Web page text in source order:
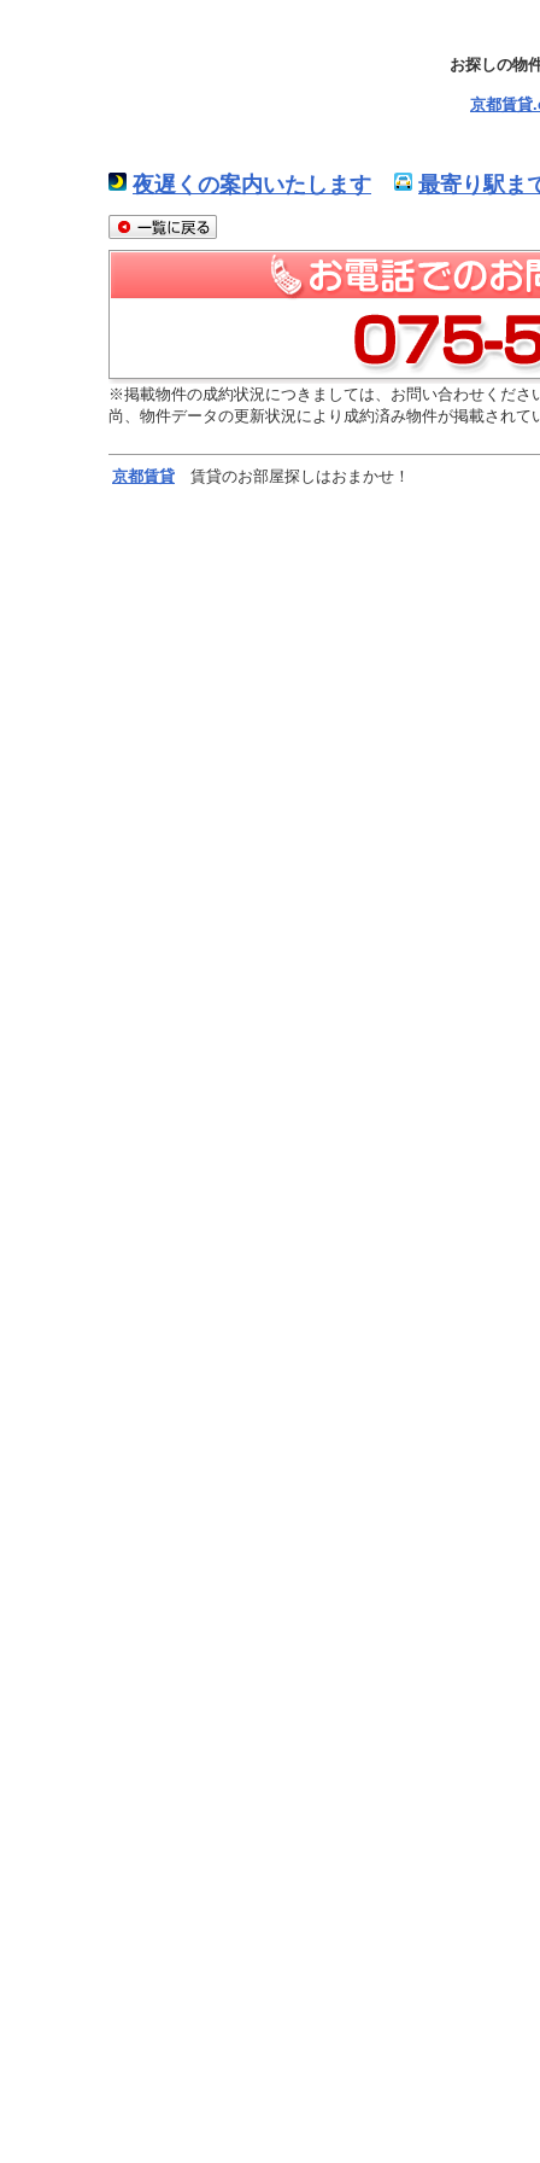
お探しの物
京都賃貸
夜遅くの案内いたします 最寄り駅ま
※掲載物件の成約状況につきましては、お問い合わせくださ
尚、物件データの更新状況により成約済み物件が掲載され
京都賃貸 賃貸のお部屋探しはおまかせ！